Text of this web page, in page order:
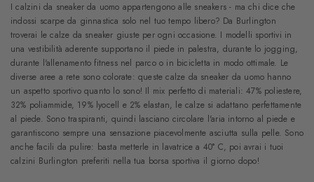
I calzini da sneaker da uomo appartengono alle sneakers - ma chi dice che
indossi scarpe da ginnastica solo nel tuo tempo libero? Da Burlington
troverai le calze da sneaker giuste per ogni occasione. I modelli sportivi in
una vestibilità aderente supportano il piede in palestra, durante lo jogging,
durante l'allenamento fitness nel parco o in bicicletta in modo ottimale. Le
diverse aree a rete sono colorate: queste calze da sneaker da uomo hanno
un aspetto sportivo quanto lo sono! Il mix perfetto di materiali: 47% poliestere,
32% poliammide, 19% lyocell e 2% elastan, le calze si adattano perfettamente
al piede. Sono traspiranti, quindi lasciano circolare l'aria intorno al piede e
garantiscono sempre una sensazione piacevolmente asciutta sulla pelle. Sono
anche facili da pulire: basta metterle in lavatrice a 40° C, poi avrai i tuoi
calzini Burlington preferiti nella tua borsa sportiva il giorno dopo!